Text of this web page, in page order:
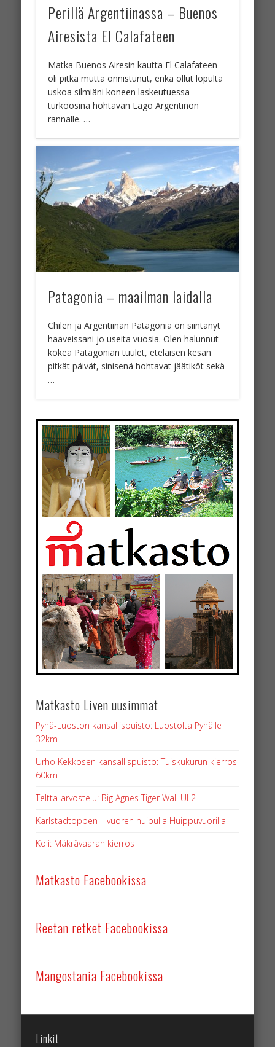
Perillä Argentiinassa – Buenos
Airesista El Calafateen
Matka Buenos Airesin kautta El Calafateen
oli pitkä mutta onnistunut, enkä ollut lopulta
uskoa silmiäni koneen laskeutuessa
turkoosina hohtavan Lago Argentinon
rannalle. …
Patagonia – maailman laidalla
Chilen ja Argentiinan Patagonia on siintänyt
haaveissani jo useita vuosia. Olen halunnut
kokea Patagonian tuulet, eteläisen kesän
pitkät päivät, sinisenä hohtavat jäätiköt sekä
…
Matkasto Liven uusimmat
Pyhä-Luoston kansallispuisto: Luostolta Pyhälle
32km
Urho Kekkosen kansallispuisto: Tuiskukurun kierros
60km
Teltta-arvostelu: Big Agnes Tiger Wall UL2
Karlstadtoppen – vuoren huipulla Huippuvuorilla
Koli: Mäkrävaaran kierros
Matkasto Facebookissa
Reetan retket Facebookissa
Mangostania Facebookissa
Linkit